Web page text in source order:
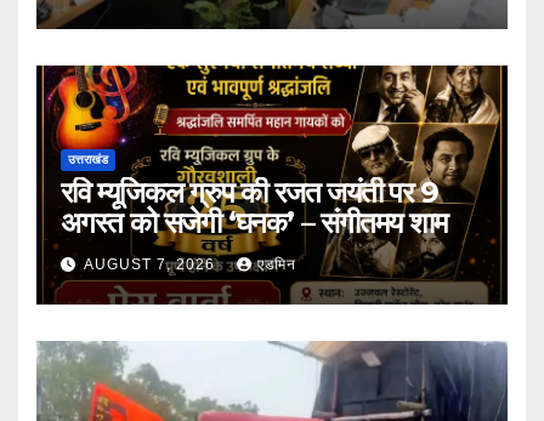
उत्तराखंड
रवि म्यूजिकल ग्रुप की रजत जयंती पर 9
अगस्त को सजेगी ‘घनक’ – संगीतमय शाम
AUGUST 7, 2026 एडमिन